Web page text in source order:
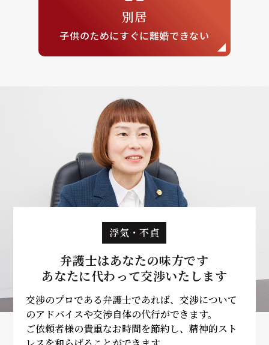
別居
子供のためにすぐに離婚できない
浮気・不貞
弁護士はあなたの味方です
あなたに代わって交渉いたします
交渉のプロである弁護士であれば、交渉について
のアドバイスや交渉自体の代行ができます。
ご依頼者様の貴重なお時間を節約し、精神的スト